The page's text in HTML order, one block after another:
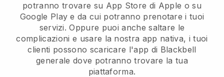
potranno trovare su App Store di Apple o su
Google Play e da cui potranno prenotare i tuoi
servizi. Oppure puoi anche saltare le
complicazioni e usare la nostra app nativa, i tuoi
clienti possono scaricare l'app di Blackbell
generale dove potranno trovare la tua
piattaforma.